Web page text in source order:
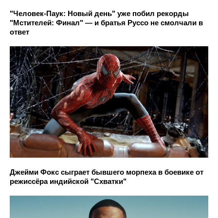
"Человек-Паук: Новый день" уже побил рекорды
"Мстителей: Финал" — и братья Руссо не смолчали в
ответ
Джейми Фокс сыграет бывшего морпеха в боевике от
режиссёра индийской "Схватки"